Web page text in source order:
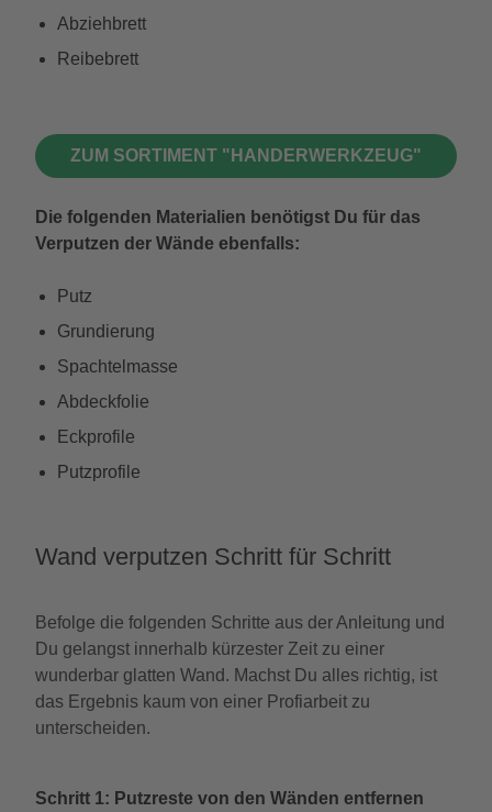
Abziehbrett
Reibebrett
ZUM SORTIMENT "HANDERWERKZEUG"
Die folgenden Materialien benötigst Du für das
Verputzen der Wände ebenfalls:
Putz
Grundierung
Spachtelmasse
Abdeckfolie
Eckprofile
Putzprofile
Wand verputzen Schritt für Schritt
Befolge die folgenden Schritte aus der Anleitung und
Du gelangst innerhalb kürzester Zeit zu einer
wunderbar glatten Wand. Machst Du alles richtig, ist
das Ergebnis kaum von einer Profiarbeit zu
unterscheiden.
Schritt 1: Putzreste von den Wänden entfernen